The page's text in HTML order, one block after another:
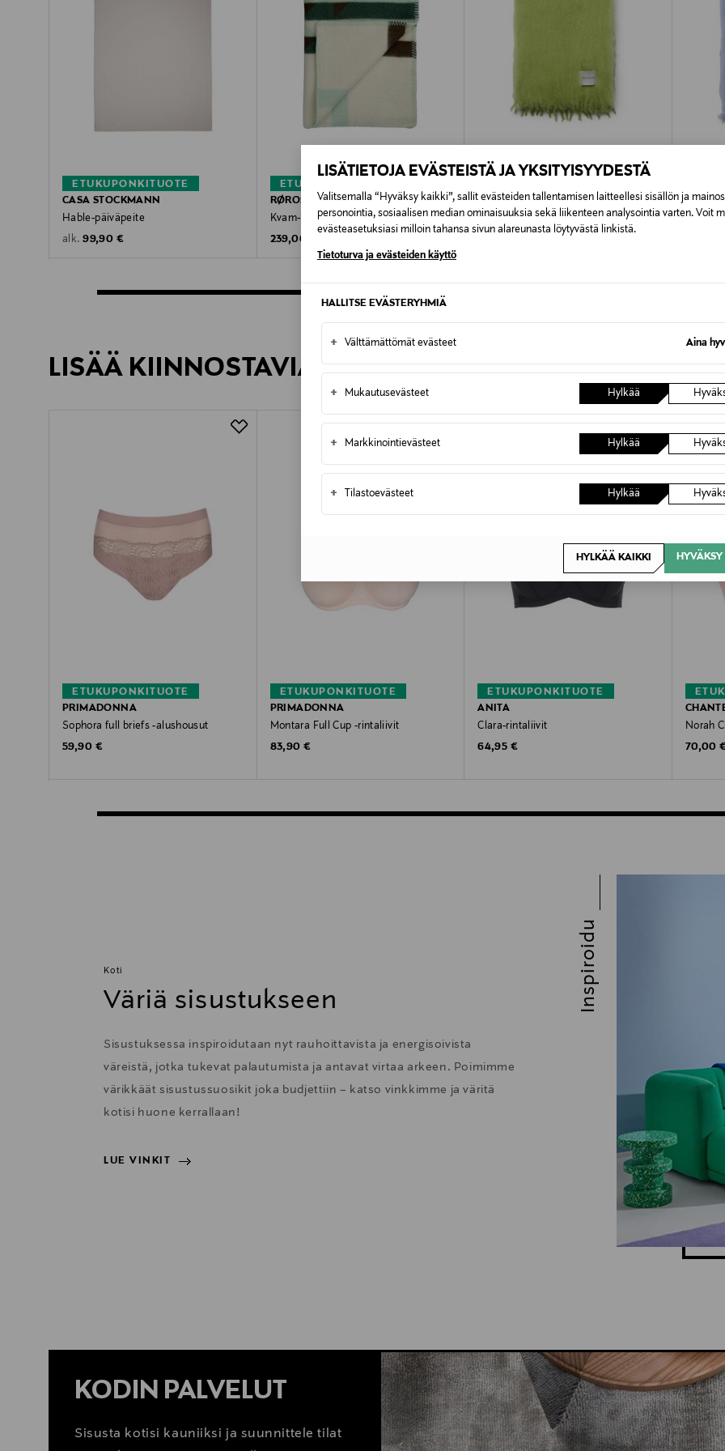
LISÄTIETOJA EVÄSTEISTÄ JA YKSITYISYYDESTÄ
Valitsemalla “Hyväksy kaikki”, sallit evästeiden tallentamisen laitteellesi sisällön ja
personointia, sosiaalisen median ominaisuuksia sekä liikenteen analysointia varten. Voit
evästeasetuksiasi milloin tahansa sivun alareunasta löytyvästä linkistä.
Tietoturva ja evästeiden käyttö
HALLITSE EVÄSTERYHMIÄ
+ Välttämättömät evästeet Aina
+ Mukautusevästeet Hylkää
+ Markkinointievästeet Hylkää
+ Tilastoevästeet Hylkää
HYLKÄÄ KAIKKI HYVÄKSY
ETUKUPONKITUOTE
CASA STOCKMANN
Hable-päiväpeite
alk. Original Price
99,90 €
ETUKUPONKITUOTE
RØROS TWEED
Kvam-huopa 135 x 200 cm
Original Price
239,00 €
BALMUIR
Aurora-mohairhuopa
Original Price
Aurora-
LISÄÄ KIINNOSTAVIA TUOTTEITA
ETUKUPONKITUOTE
PRIMADONNA
Sophora full briefs -alushousut
Original Price
59,90 €
ETUKUPONKITUOTE
PRIMADONNA
Montara Full Cup -rintaliivit
Original Price
83,90 €
ETUKUPONKITUOTE
ANITA
Clara-rintaliivit
Original Price
64,95 €
Norah
Original
70,00
Koti
Väriä sisustukseen
Sisustuksessa inspiroidutaan nyt rauhoittavista ja energisoivista
väreistä, jotka tukevat palautumista ja antavat virtaa arkeen. Poimimme
värikkäät sisustussuosikit joka budjettiin – katso vinkkimme ja väritä
kotisi huone kerrallaan!
LUE VINKIT
Inspiroidu
KODIN PALVELUT
Sisusta kotisi kauniiksi ja suunnittele tilat